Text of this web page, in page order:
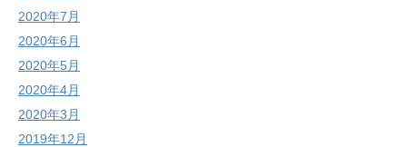
2020年7月
2020年6月
2020年5月
2020年4月
2020年3月
2019年12月